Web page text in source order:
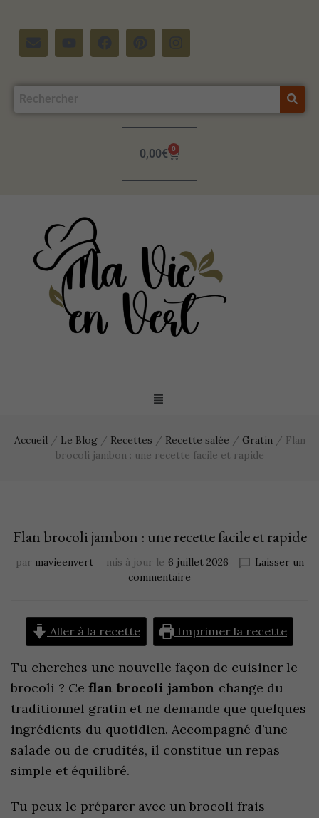
0,00€ 0
Accueil / Le Blog / Recettes / Recette salée / Gratin / Flan
brocoli jambon : une recette facile et rapide
Flan brocoli jambon : une recette facile et rapide
par mavieenvert mis à jour le 6 juillet 2026
Laisser un
commentaire
Aller à la recette Imprimer la recette
Tu cherches une nouvelle façon de cuisiner le
brocoli ? Ce flan brocoli jambon change du
traditionnel gratin et ne demande que quelques
ingrédients du quotidien. Accompagné d’une
salade ou de crudités, il constitue un repas
simple et équilibré.
Tu peux le préparer avec un brocoli frais